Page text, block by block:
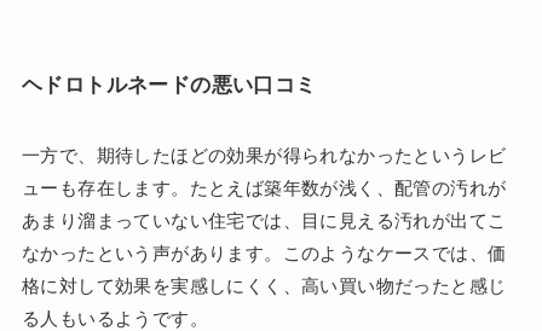
ヘドロトルネードの悪い口コミ
一方で、期待したほどの効果が得られなかったというレビ
ューも存在します。たとえば築年数が浅く、配管の汚れが
あまり溜まっていない住宅では、目に見える汚れが出てこ
なかったという声があります。このようなケースでは、価
格に対して効果を実感しにくく、高い買い物だったと感じ
る人もいるようです。